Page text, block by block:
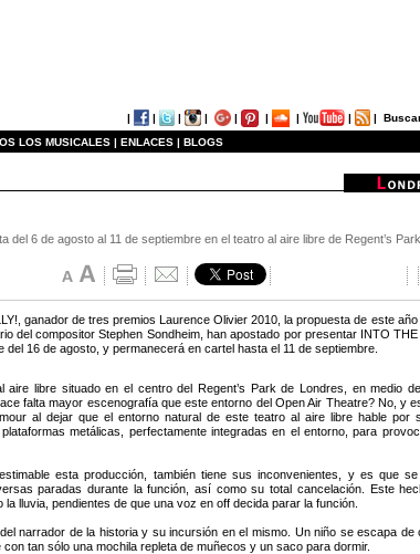
| | | | | | | | |
LOS MUSICALES | ENLACES | BLOGS
6 de agosto al 11 de septiembre en el teatro al aire libre de Regent’s Park.
ganador de tres premios Laurence Olivier 2010, la propuesta de este año
del compositor Stephen Sondheim, han apostado por presentar INTO
16 de agosto, y permanecerá en cartel hasta el 11 de septiembre.
libre situado en el centro del Regent’s Park de Londres, en medio de
falta mayor escenografía que este entorno del Open Air Theatre? No, y
al dejar que el entorno natural de este teatro al aire libre hable por
metálicas, perfectamente integradas en el entorno, para
esta producción, también tiene sus inconvenientes, y es que se
paradas durante la función, así como su total cancelación. Este
lluvia, pendientes de que una voz en off decida parar la función.
narrador de la historia y su incursión en el mismo. Un niño se escapa de
tan sólo una mochila repleta de muñecos y un saco para dormir.